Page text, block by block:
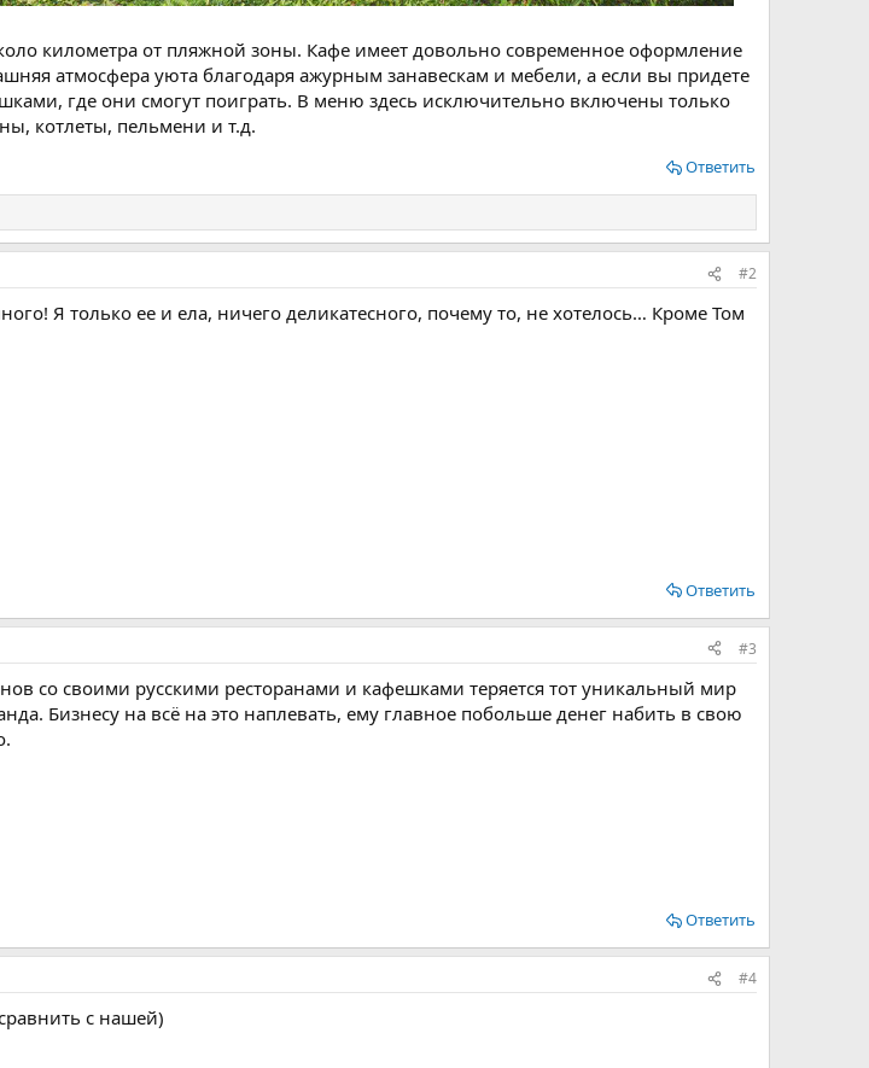
километра от пляжной зоны. Кафе имеет довольно современное оформление
атмосфера уюта благодаря ажурным занавескам и мебели, а если вы придете
где они смогут поиграть. В меню здесь исключительно включены только
котлеты, пельмени и т.д.
Ответить
#2
Я только ее и ела, ничего деликатесного, почему то, не хотелось… Кроме Том
Ответить
#3
со своими русскими ресторанами и кафешками теряется тот уникальный мир
Бизнесу на всё на это наплевать, ему главное побольше денег набить в свою
Ответить
#4
с нашей)